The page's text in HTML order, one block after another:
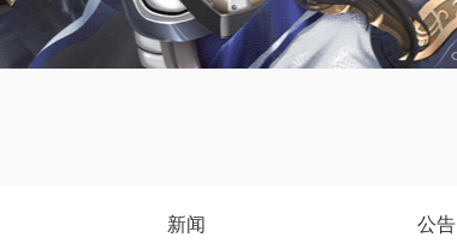
新闻 公告